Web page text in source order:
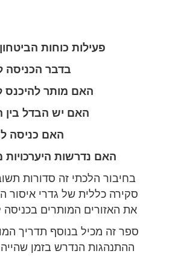
פעילות כוחות
בדבר
האם מותר
האם יש הבדל בין
האם כניסה
האם נדרשות
בחיבור הלכתי זה סדורות
סקירה כללית של גדרי איסור
את האזורים המותרים
ספר זה מכיל בנוסף תדריך
ההתנהגות הנדרש בזמן